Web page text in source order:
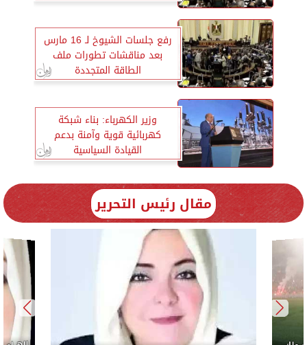
رفع جلسات الشيوخ لـ 16 مارس
بعد مناقشات تطورات ملف
الطاقة المتجددة
وزير الكهرباء: بناء شبكة
كهربائية قوية وآمنة بدعم
القيادة السياسية
مقال رئيس التحرير